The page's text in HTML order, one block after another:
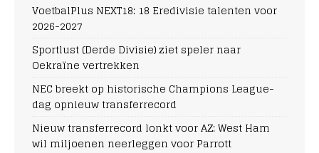
VoetbalPlus NEXT18: 18 Eredivisie talenten voor
2026-2027
Sportlust (Derde Divisie) ziet speler naar
Oekraïne vertrekken
NEC breekt op historische Champions League-
dag opnieuw transferrecord
Nieuw transferrecord lonkt voor AZ: West Ham
wil miljoenen neerleggen voor Parrott